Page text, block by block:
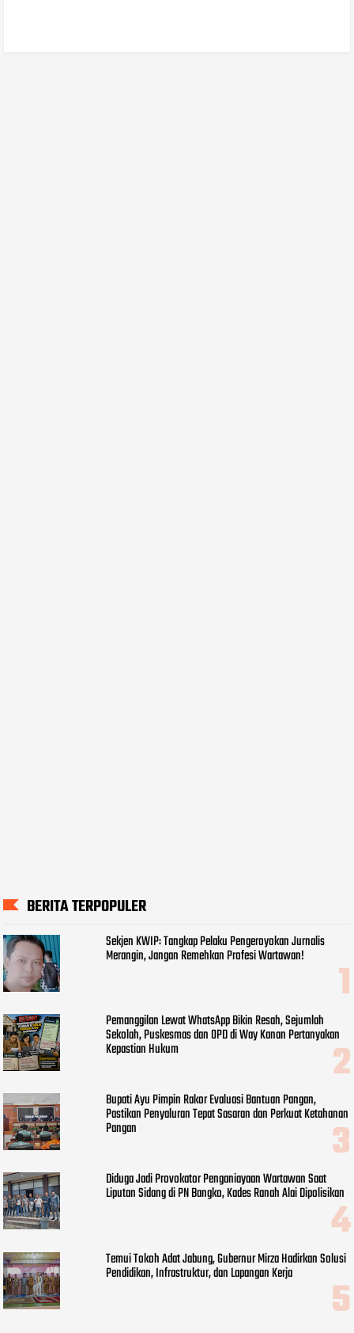
BERITA TERPOPULER
Sekjen KWIP: Tangkap Pelaku Pengeroyokan Jurnalis
Merangin, Jangan Remehkan Profesi Wartawan!
Pemanggilan Lewat WhatsApp Bikin Resah, Sejumlah
Sekolah, Puskesmas dan OPD di Way Kanan Pertanyakan
Kepastian Hukum
Bupati Ayu Pimpin Rakor Evaluasi Bantuan Pangan,
Pastikan Penyaluran Tepat Sasaran dan Perkuat Ketahanan
Pangan
Diduga Jadi Provokator Penganiayaan Wartawan Saat
Liputan Sidang di PN Bangko, Kades Ranah Alai Dipolisikan
Temui Tokoh Adat Jabung, Gubernur Mirza Hadirkan Solusi
Pendidikan, Infrastruktur, dan Lapangan Kerja